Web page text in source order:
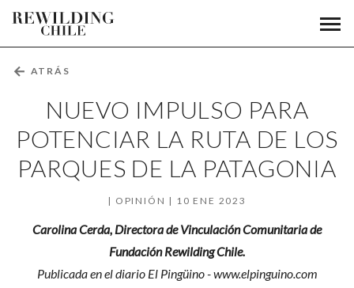
Nuevo
impulso
para
potenciar
la
Ruta
los
Parques
Fundación
Rewilding
Chile
← ATRÁS
NUEVO IMPULSO PARA
POTENCIAR LA RUTA DE LOS
PARQUES DE LA PATAGONIA
OPINIÓN 10 ENE 2023
Carolina Cerda, Directora de Vinculación Comunitaria de
Fundación Rewilding Chile.
Publicada en el diario El Pingüino - www.elpinguino.com